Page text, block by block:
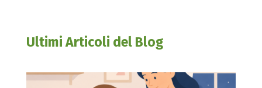
Ultimi Articoli del Blog